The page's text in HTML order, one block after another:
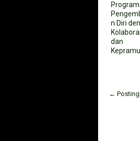
Program
n Diri
dan
← Posting